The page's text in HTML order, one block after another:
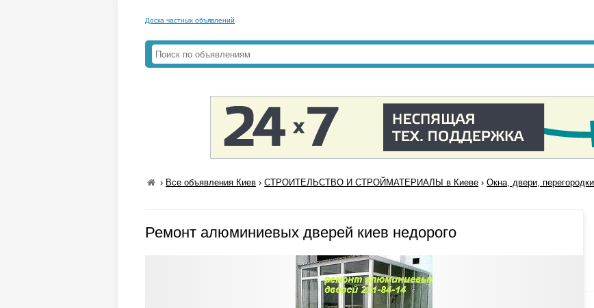
Доска частных объявлений
› Все объявления Киев ›СТРОИТЕЛЬСТВО И СТРОЙМАТЕРИАЛЫ в Киеве ›Окна, двери,
Ремонт алюминиевых дверей киев недорого